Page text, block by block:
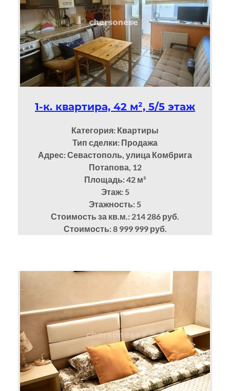
1-к. квартира, 42 м², 5/5 этаж
Категория: Квартиры
Тип сделки: Продажа
Адрес: Севастополь, улица Комбрига
Потапова, 12
Площадь: 42 м²
Этаж: 5
Этажность: 5
Стоимость за кв.м.: 214 286 руб.
Стоимость: 8 999 999 руб.